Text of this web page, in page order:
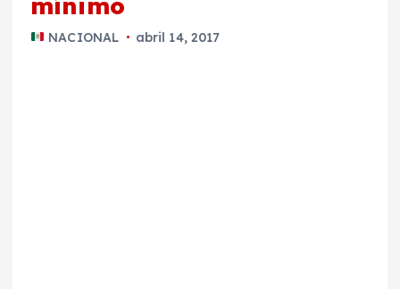
NACIONAL abril 14, 2017